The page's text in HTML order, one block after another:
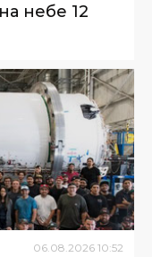
небе 12
06.08.2026 10:52